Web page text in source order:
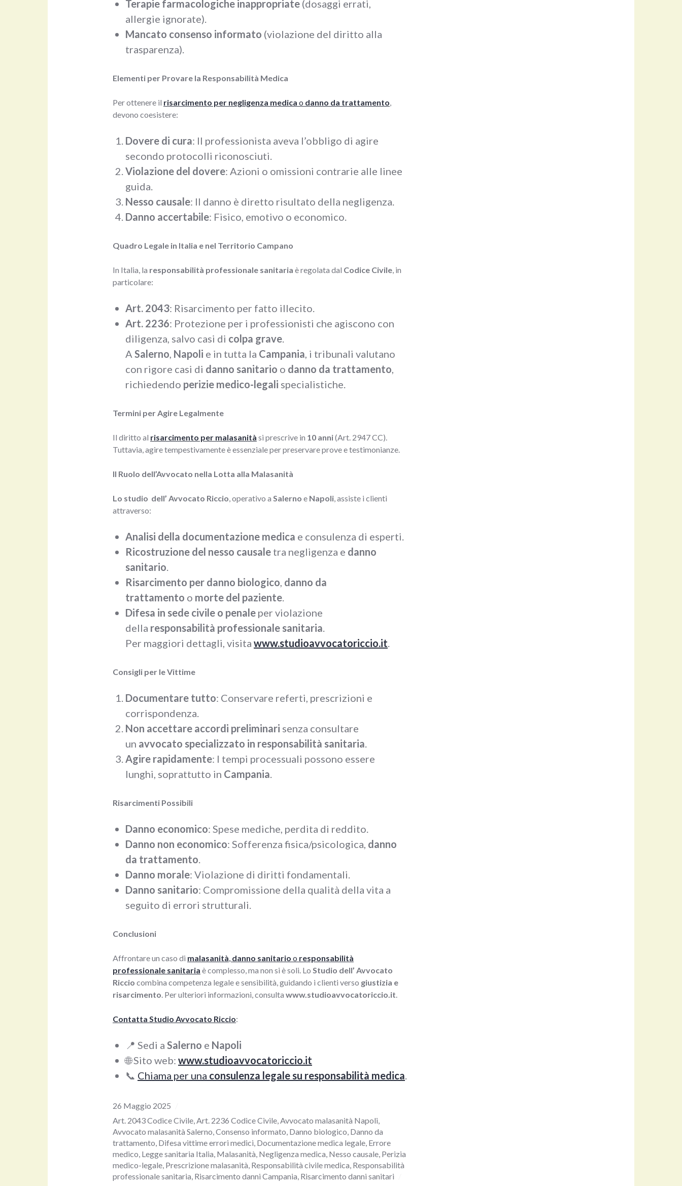
Terapie farmacologiche inappropriate(dosaggi errati,
allergie ignorate).
Mancato consenso informato (violazione del diritto alla
trasparenza).
Elementi per Provare la Responsabilità Medica
Per ottenere il risarcimento per negligenza medica o danno da trattamento,
devono coesistere:
Dovere di cura: Il professionista aveva l’obbligo di agire
secondo protocolli riconosciuti.
Violazione del dovere: Azioni o omissioni contrarie alle linee
guida.
Nesso causale: Il danno è diretto risultato della negligenza.
Danno accertabile: Fisico, emotivo o economico.
Quadro Legale in Italia e nel Territorio Campano
In Italia, la responsabilità professionale sanitaria è regolata dal Codice Civile, in
particolare:
Art. 2043: Risarcimento per fatto illecito.
Art. 2236: Protezione per i professionisti che agiscono con
diligenza, salvo casi di colpa grave.
A Salerno, Napoli e in tutta la Campania, i tribunali valutano
con rigore casi di danno sanitario o danno da trattamento,
richiedendo perizie medico-legali specialistiche.
Termini per Agire Legalmente
Il diritto al risarcimento per malasanità si prescrive in 10 anni(Art. 2947 CC).
Tuttavia, agire tempestivamente è essenziale per preservare prove e testimonianze.
Il Ruolo dell’Avvocato nella Lotta alla Malasanità
Lo studio dell’ Avvocato Riccio, operativo a Salerno e Napoli, assiste i clienti
attraverso:
Analisi della documentazione medica e consulenza di esperti.
Ricostruzione del nesso causaletra negligenza e danno
sanitario.
Risarcimento per danno biologico, danno da
trattamento o morte del paziente.
Difesa in sede civile o penaleper violazione
della responsabilità professionale sanitaria.
Per maggiori dettagli, visita www.studioavvocatoriccio.it.
Consigli per le Vittime
Documentare tutto: Conservare referti, prescrizioni e
corrispondenza.
Non accettare accordi preliminari senza consultare
un avvocato specializzato in responsabilità sanitaria.
Agire rapidamente: I tempi processuali possono essere
lunghi, soprattutto in Campania.
Risarcimenti Possibili
Danno economico: Spese mediche, perdita di reddito.
Danno non economico: Sofferenza fisica/psicologica, danno
da trattamento.
Danno morale: Violazione di diritti fondamentali.
Danno sanitario: Compromissione della qualità della vita a
seguito di errori strutturali.
Conclusioni
Affrontare un caso di malasanità, danno sanitario o responsabilità
professionale sanitaria è complesso, ma non si è soli. Lo Studio dell’ Avvocato
Riccio combina competenza legale e sensibilità, guidando i clienti verso giustizia e
risarcimento. Per ulteriori informazioni, consulta www.studioavvocatoriccio.it.
Contatta Studio Avvocato Riccio:
📍 Sedi a Salerno e Napoli
🌐 Sito web: www.studioavvocatoriccio.it
📞 Chiama per una consulenza legale su responsabilità medica.
26 Maggio 2025
Art. 2043 Codice Civile,Art. 2236 Codice Civile,Avvocato malasanità Napoli,
Avvocato malasanità Salerno,Consenso informato, Danno biologico, Danno da
trattamento, Difesa vittime errori medici, Documentazione medica legale, Errore
medico, Legge sanitaria Italia, Malasanità, Negligenza medica, Nesso causale, Perizia
medico-legale, Prescrizione malasanità, Responsabilità civile medica, Responsabilità
professionale sanitaria, Risarcimento danni Campania, Risarcimento danni sanitari